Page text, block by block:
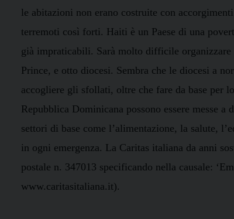
le abitazioni non erano costruite con
terremoti così forti. Haiti è un Paese di una
già impraticabili. Sarà molto difficile
Prince, e otto diocesi. Sembra che le diocesi a
accogliere gli sfollati, oltre che fare da base per
Repubblica Dominicana possono essere messe
settori di base come l’alimentazione, la salute,
in ogni emergenza. La Caritas italiana da anni
postale n. 347013 specificando nella causale:
www.caritasitaliana.it).